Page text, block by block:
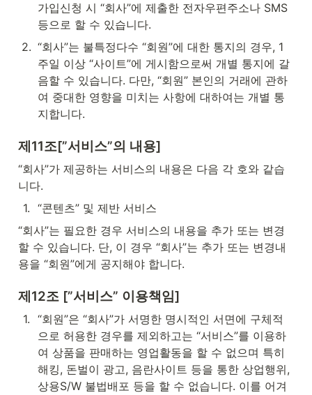
가입신청 시 “회사”에 제출한 전자우편주소나 SMS
등으로 할 수 있습니다.
2. “회사”는 불특정다수 “회원”에 대한 통지의 경우, 1
주일 이상 “사이트”에 게시함으로써 개별 통지에 갈
음할 수 있습니다. 다만, “회원” 본인의 거래에 관하
여 중대한 영향을 미치는 사항에 대하여는 개별 통
지합니다.
제11조[”서비스”의 내용]
“회사”가 제공하는 서비스의 내용은 다음 각 호와 같습
니다.
1. “콘텐츠” 및 제반 서비스
“회사”는 필요한 경우 서비스의 내용을 추가 또는 변경
할 수 있습니다. 단, 이 경우 “회사”는 추가 또는 변경내
용을 “회원”에게 공지해야 합니다.
제12조 [”서비스” 이용책임]
1. “회원”은 “회사”가 서명한 명시적인 서면에 구체적
으로 허용한 경우를 제외하고는 “서비스”를 이용하
여 상품을 판매하는 영업활동을 할 수 없으며 특히
해킹, 돈벌이 광고, 음란사이트 등을 통한 상업행위,
상용S/W 불법배포 등을 할 수 없습니다. 이를 어겨